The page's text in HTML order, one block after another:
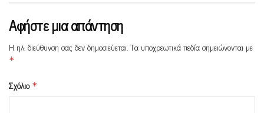
Αφήστε μια απάντηση
Η ηλ. διεύθυνση σας δεν δημοσιεύεται.Τα υποχρεωτικά πεδία σημειώνονται με
*
Σχόλιο *